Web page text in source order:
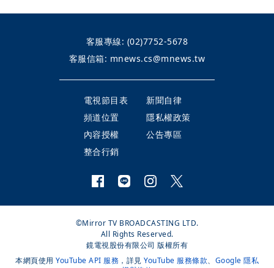
客服專線: (02)7752-5678
客服信箱: mnews.cs@mnews.tw
電視節目表
新聞自律
頻道位置
隱私權政策
內容授權
公告專區
整合行銷
©Mirror TV BROADCASTING LTD.
All Rights Reserved.
鏡電視股份有限公司 版權所有
本網頁使用 YouTube API 服務 ，詳見 YouTube 服務條款、 Google 隱私